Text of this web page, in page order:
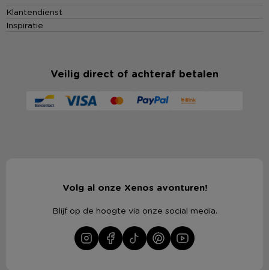
Klantendienst
Inspiratie
Veilig direct of achteraf betalen
Volg al onze Xenos avonturen!
Blijf op de hoogte via onze social media.